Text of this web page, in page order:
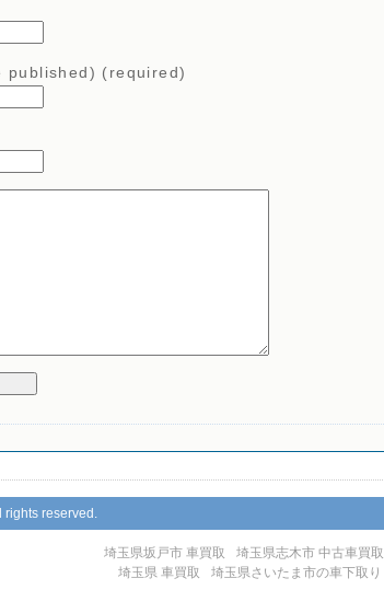
published) (required)
rights reserved.
埼玉県坂戸市 車買取 埼玉県志木市 中古車買取
埼玉県 車買取
埼玉県さいたま市の車下取り